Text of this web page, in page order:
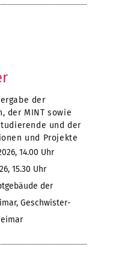
der
der MINT sowie
und der
und Projekte
14.00 Uhr
15.30 Uhr
der
Geschwister-